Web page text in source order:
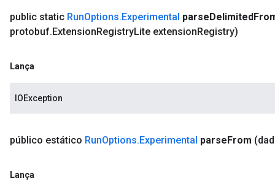
public static RunOptions.Experimental parseDelimited
protobuf.ExtensionRegistryLite extensionRegistry)
Lança
IOException
público estático RunOptions.Experimental parseFrom
Lança